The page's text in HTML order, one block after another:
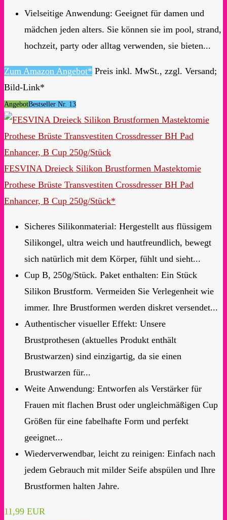
Vielseitige Anwendung: Geeignet für damen und
mädchen jeden alters. Sie können sie im pool, strand,
hochzeit, party oder alltag verwenden, sie bieten...
Zum Amazon Angebot* Preis inkl. MwSt., zzgl. Versand;
Bild-Link*
AngebotBestseller Nr. 13
FESVINA Dreieck Silikon Brustformen Mastektomie
Prothese Brüste Transvestiten Crossdresser BH Pad
Enhancer, B Cup 250g/Stück*
Sicheres Silikonmaterial: Hergestellt aus flüssigem
Silikongel, ultra weich und hautfreundlich, bewegt
sich natürlich mit dem Körper, fühlt und sieht...
Cup B, 250g/Stück. Paket enthalten: Ein Stück
Silikon Brustform. Vermeiden Sie Verlegenheit wie
immer. Ihre Brustformen werden diskret versendet...
Authentischer visueller Effekt: Unsere
Brustprothesen (aktuelles Produkt enthält
Brustwarzen) sind einzigartig, da sie einen
Brustwarzen für...
Weite Anwendung: Entworfen als Verstärker für
Frauen mit flachen Brust oder ungleichmäßigen Cup
Größen für eine fabelhafte Form und perfekt
geeignet...
Wiederverwendbar, leicht zu reinigen: Einfach nach
jedem Gebrauch mit milder Seife abspülen und Ihre
Brustformen halten Jahre.
11,99 EUR